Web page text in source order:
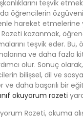
teşvik
öğrencilerin
hareket etmelerine
kazanmak,
teşvik eder. Bu,
ve daha fazla
olur. Sonuç
bilişsel, dil ve
ve daha başarılı bir
okuyorum rozeti
Rozeti, okuma